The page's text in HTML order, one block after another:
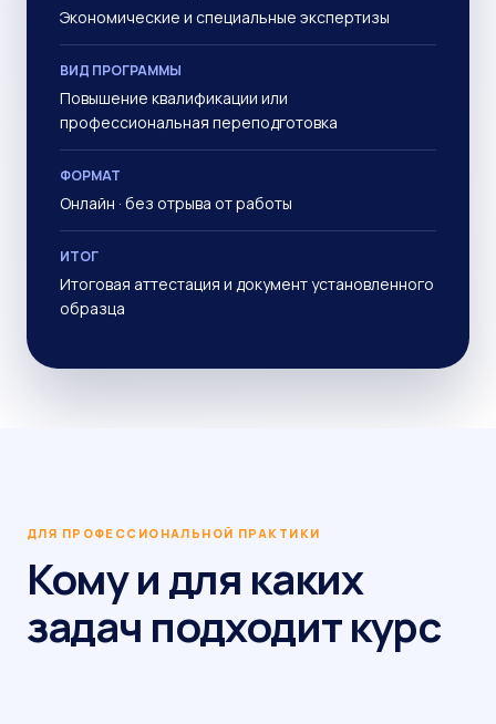
Экономические и специальные экспертизы
ВИД ПРОГРАММЫ
Повышение квалификации или
профессиональная переподготовка
ФОРМАТ
Онлайн · без отрыва от работы
ИТОГ
Итоговая аттестация и документ установленного
образца
ДЛЯ ПРОФЕССИОНАЛЬНОЙ ПРАКТИКИ
Кому и для каких
задач подходит курс